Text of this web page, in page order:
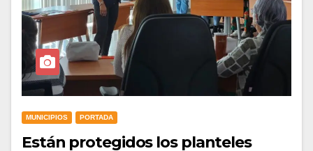
MUNICIPIOS PORTADA
Están protegidos los planteles